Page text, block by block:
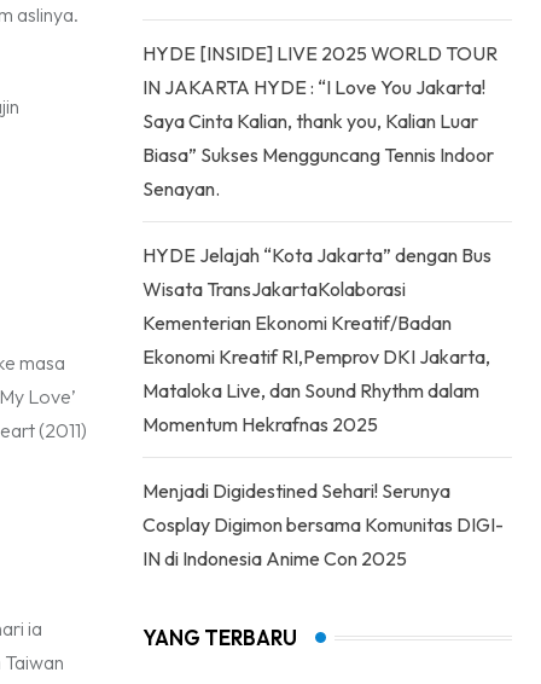
aslinya.
masa
Love’
(2011)
ia
HYDE [INSIDE] LIVE 2025 WORLD TOUR
IN JAKARTA HYDE : “I Love You Jakarta!
Saya Cinta Kalian, thank you, Kalian Luar
Biasa” Sukses Mengguncang Tennis Indoor
Senayan.
HYDE Jelajah “Kota Jakarta” dengan Bus
Wisata TransJakartaKolaborasi
Kementerian Ekonomi Kreatif/Badan
Ekonomi Kreatif RI,Pemprov DKI Jakarta,
Mataloka Live, dan Sound Rhythm dalam
Momentum Hekrafnas 2025
Menjadi Digidestined Sehari! Serunya
Cosplay Digimon bersama Komunitas DIGI-
IN di Indonesia Anime Con 2025
YANG TERBARU